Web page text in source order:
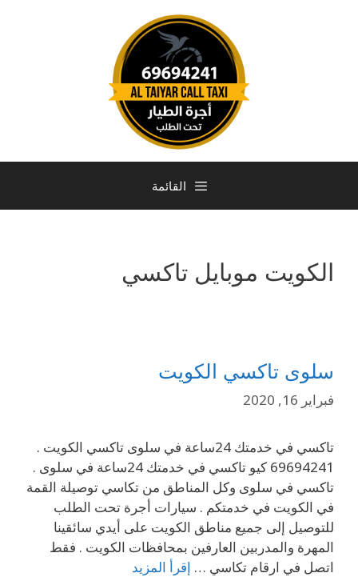
القائمة
الكويت موبايل تاكسي
سلوى تاكسي الكويت
فبراير 16, 2020
تاكسي في خدمتك 24ساعة في سلوى تاكسي الكويت .
69694241 كيو تاكسي في خدمتك 24ساعة في سلوى .
تاكسي في سلوى وكل المناطق من تكاسي توصيلة القمة
في الكويت في خدمتكم . سيارات أجرة تحت الطلب
للتوصيل إلى جميع مناطق الكويت على أيدي سائقينا
المهرة والمدربين العارفين بمحافظات الكويت . فقط
اتصل في ارقام تكاسي … إقرأ المزيد